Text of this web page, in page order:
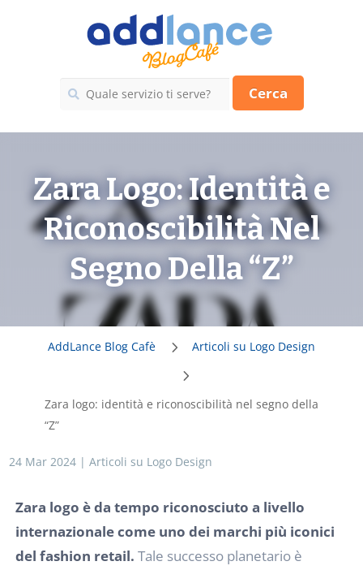
Cerca
Zara Logo: Identità e
Riconoscibilità Nel
Segno Della “Z”
AddLance Blog Cafè Articoli su Logo Design
Zara logo: identità e riconoscibilità nel segno della
“Z”
24 Mar 2024 |Articoli su Logo Design
Zara logo è da tempo riconosciuto a livello
internazionale come uno dei marchi più iconici
del fashion retail. Tale successo planetario è